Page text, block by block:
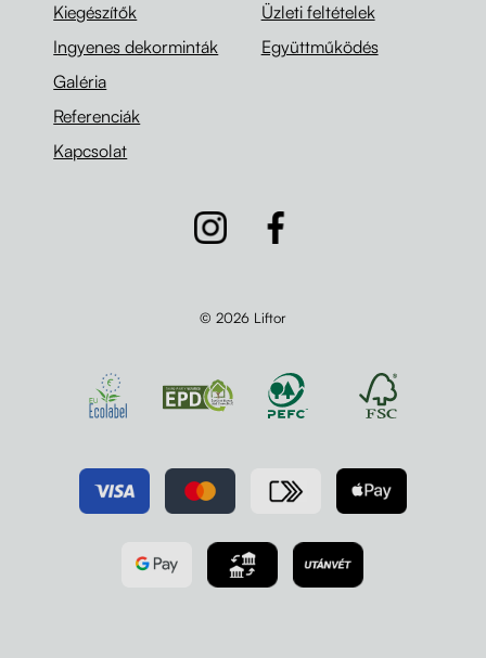
Kiegészítők
Ingyenes dekorminták
Galéria
Referenciák
Kapcsolat
Üzleti feltételek
Együttműködés
© 2026 Liftor